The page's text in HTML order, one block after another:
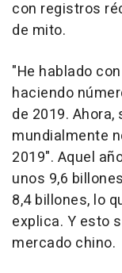
con registros
de mito.
"He hablado
haciendo
de 2019.
mundialmente
2019". Aquel
unos 9,6
8,4 billones, lo
explica. Y esto
mercado chino.